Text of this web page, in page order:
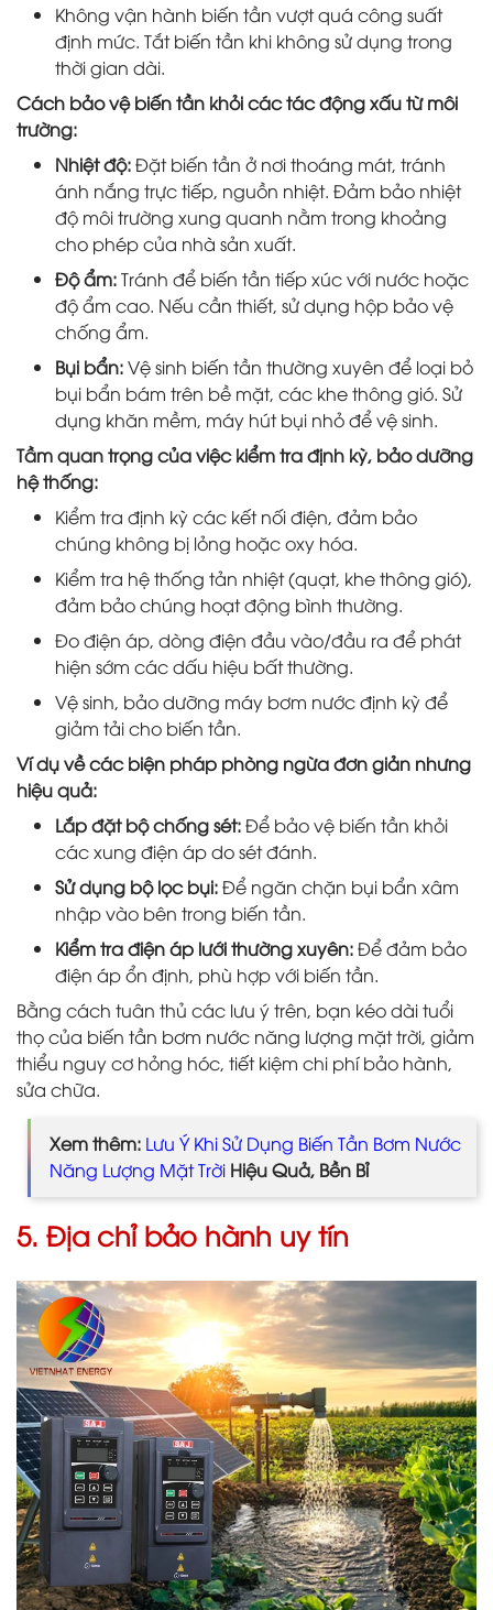
Không vận hành biến tần vượt quá công suất
định mức. Tắt biến tần khi không sử dụng trong
thời gian dài.
Cách bảo vệ biến tần khỏi các tác động xấu từ môi
trường:
Nhiệt độ:Đặt biến tần ở nơi thoáng mát, tránh
ánh nắng trực tiếp, nguồn nhiệt. Đảm bảo nhiệt
độ môi trường xung quanh nằm trong khoảng
cho phép của nhà sản xuất.
Độ ẩm:Tránh để biến tần tiếp xúc với nước hoặc
độ ẩm cao. Nếu cần thiết, sử dụng hộp bảo vệ
chống ẩm.
Bụi bẩn:Vệ sinh biến tần thường xuyên để loại bỏ
bụi bẩn bám trên bề mặt, các khe thông gió. Sử
dụng khăn mềm, máy hút bụi nhỏ để vệ sinh.
Tầm quan trọng của việc kiểm tra định kỳ, bảo dưỡng
hệ thống:
Kiểm tra định kỳ các kết nối điện, đảm bảo
chúng không bị lỏng hoặc oxy hóa.
Kiểm tra hệ thống tản nhiệt (quạt, khe thông gió),
đảm bảo chúng hoạt động bình thường.
Đo điện áp, dòng điện đầu vào/đầu ra để phát
hiện sớm các dấu hiệu bất thường.
Vệ sinh, bảo dưỡng máy bơm nước định kỳ để
giảm tải cho biến tần.
Ví dụ về các biện pháp phòng ngừa đơn giản nhưng
hiệu quả:
Lắp đặt bộ chống sét:Để bảo vệ biến tần khỏi
các xung điện áp do sét đánh.
Sử dụng bộ lọc bụi:Để ngăn chặn bụi bẩn xâm
nhập vào bên trong biến tần.
Kiểm tra điện áp lưới thường xuyên:Để đảm bảo
điện áp ổn định, phù hợp với biến tần.
Bằng cách tuân thủ các lưu ý trên, bạn kéo dài tuổi
thọ của biến tần bơm nước năng lượng mặt trời, giảm
thiểu nguy cơ hỏng hóc, tiết kiệm chi phí bảo hành,
sửa chữa.
Xem thêm: Lưu Ý Khi Sử Dụng Biến Tần Bơm Nước
Năng Lượng Mặt Trời Hiệu Quả, Bền Bỉ
5. Địa chỉ bảo hành uy tín